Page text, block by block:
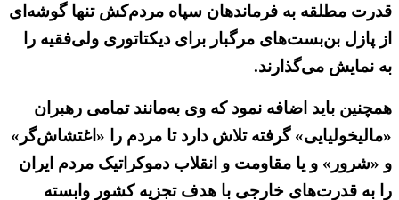
قدرت مطلقه به فرماندهان سپاه مردم‌کش تنها گوشه‌ای
از پازل بن‌بست‌های مرگبار برای دیکتاتوری ولی‌فقیه را
به نمایش می‌گذارند.
همچنین باید اضافه نمود که وی به‌مانند تمامی رهبران
«مالیخولیایی» گرفته تلاش دارد تا مردم را «اغتشاش‌گر»
و «شرور» و یا مقاومت و انقلاب دموکراتیک مردم ایران
را به قدرت‌های خارجی با هدف تجزیه کشور وابسته